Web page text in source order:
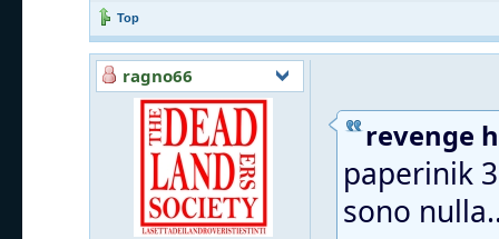
Top
ragno66
revenge
paperinik
sono